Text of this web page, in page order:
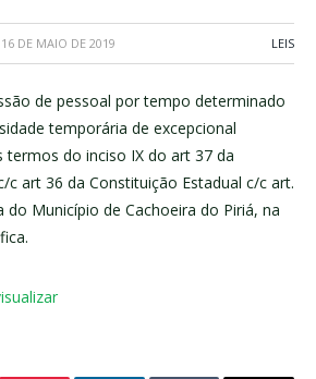
16 DE MAIO DE 2019 LEIS
de pessoal por tempo determinado
temporária de excepcional
termos do inciso IX do art 37 da
c art 36 da Constituição Estadual c/c art.
do Município de Cachoeira do Piriá, na